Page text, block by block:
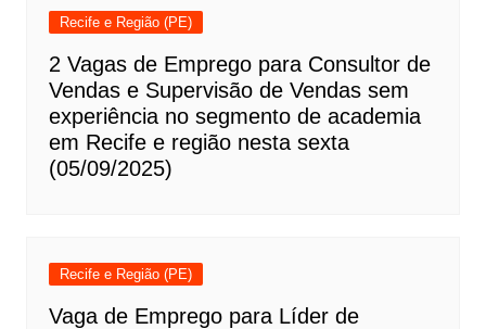
Recife e Região (PE)
2 Vagas de Emprego para Consultor de
Vendas e Supervisão de Vendas sem
experiência no segmento de academia
em Recife e região nesta sexta
(05/09/2025)
Recife e Região (PE)
Vaga de Emprego para Líder de